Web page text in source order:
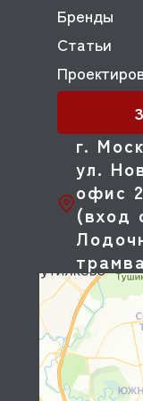
г.
ул.
офис
(вход
Бренды
Статьи